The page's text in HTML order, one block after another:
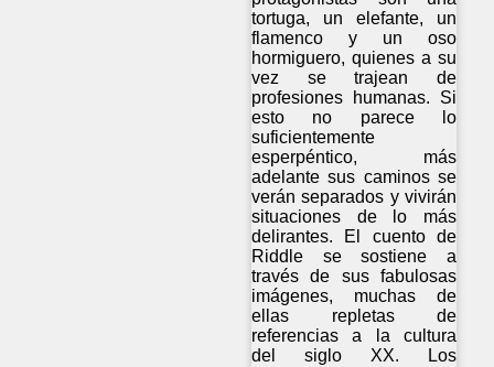
tortuga, un elefante, un
flamenco y un oso
hormiguero, quienes a su
vez se trajean de
profesiones humanas. Si
esto no parece lo
suficientemente
esperpéntico, más
adelante sus caminos se
verán separados y vivirán
situaciones de lo más
delirantes. El cuento de
Riddle se sostiene a
través de sus fabulosas
imágenes, muchas de
ellas repletas de
referencias a la cultura
del siglo XX. Los